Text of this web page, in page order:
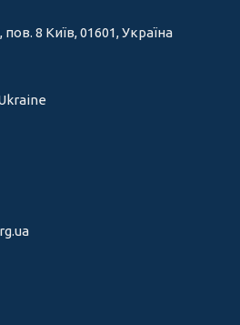
пов. 8 Київ, 01601, Україна